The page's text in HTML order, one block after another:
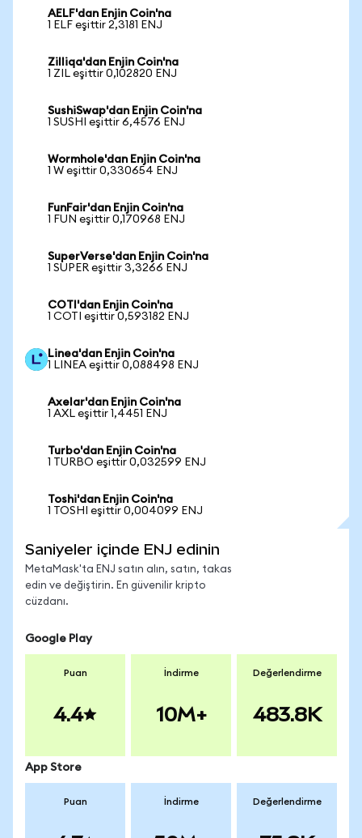
AELF'dan Enjin Coin'na
1 ELF eşittir 2,3181 ENJ
Zilliqa'dan Enjin Coin'na
1 ZIL eşittir 0,102820 ENJ
SushiSwap'dan Enjin Coin'na
1 SUSHI eşittir 6,4576 ENJ
Wormhole'dan Enjin Coin'na
1 W eşittir 0,330654 ENJ
FunFair'dan Enjin Coin'na
1 FUN eşittir 0,170968 ENJ
SuperVerse'dan Enjin Coin'na
1 SUPER eşittir 3,3266 ENJ
COTI'dan Enjin Coin'na
1 COTI eşittir 0,593182 ENJ
Linea'dan Enjin Coin'na
1 LINEA eşittir 0,088498 ENJ
Axelar'dan Enjin Coin'na
1 AXL eşittir 1,4451 ENJ
Turbo'dan Enjin Coin'na
1 TURBO eşittir 0,032599 ENJ
Toshi'dan Enjin Coin'na
1 TOSHI eşittir 0,004099 ENJ
Saniyeler içinde ENJ edinin
MetaMask'ta ENJ satın alın, satın, takas
edin ve değiştirin. En güvenilir kripto
cüzdanı.
Google Play
Puan
4.4
İndirme
10M+
Değerlendirme
483.8K
App Store
Puan İndirme Değerlendirme